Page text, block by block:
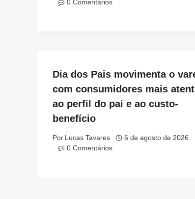
0 Comentários
Dia dos Pais movimenta o
com consumidores mais
ao perfil do pai e ao custo-
benefício
Por Lucas Tavares
6 de agosto de 2026
0 Comentários